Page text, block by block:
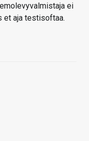
ei
et aja testisoftaa.